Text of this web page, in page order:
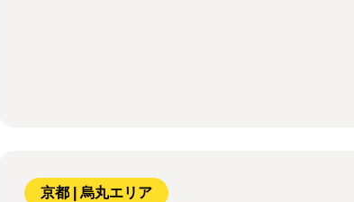
京都 | 烏丸エリア